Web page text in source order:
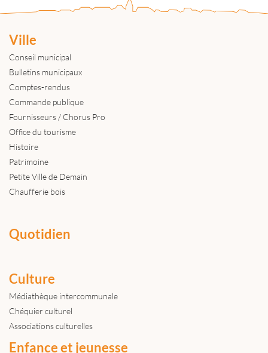
Ville
Conseil municipal
Bulletins municipaux
Comptes-rendus
Commande publique
Fournisseurs / Chorus Pro
Office du tourisme
Histoire
Patrimoine
Petite Ville de Demain
Chaufferie bois
Quotidien
Culture
Médiathèque intercommunale
Chéquier culturel
Associations culturelles
Enfance et jeunesse